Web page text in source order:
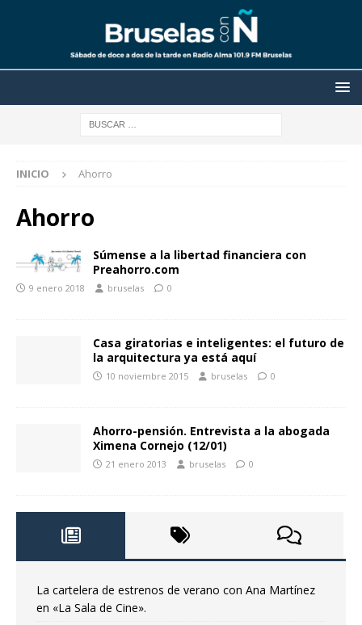
INICIO Ahorro
Ahorro
Súmense a la libertad financiera con
Preahorro.com
9 enero 2018 bruselas 0
Casa giratorias e inteligentes: el futuro de
la arquitectura ya está aquí
10 noviembre 2015 bruselas 0
Ahorro-pensión. Entrevista a la abogada
Ximena Cornejo (12/01)
21 enero 2013 bruselas 0
La cartelera de estrenos de verano con Ana Martínez
en «La Sala de Cine».